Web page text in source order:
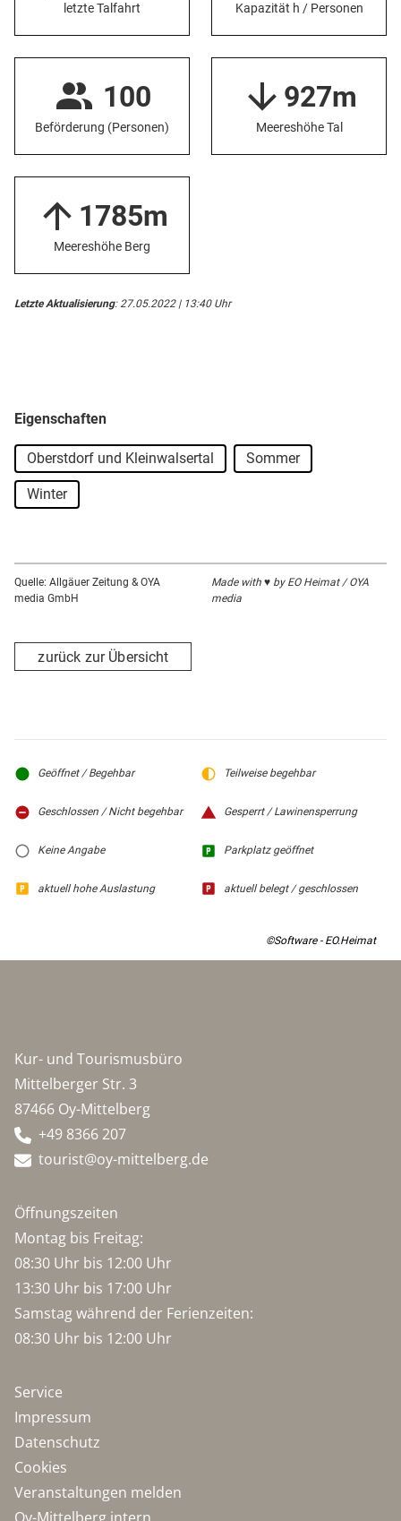
letzte Talfahrt Kapazität h / Personen
100
Beförderung (Personen)
927m
Meereshöhe Tal
1785m
Meereshöhe Berg
Letzte Aktualisierung: 27.05.2022 | 13:40 Uhr
Eigenschaften
Oberstdorf und Kleinwalsertal Sommer
Winter
Quelle: Allgäuer Zeitung & OYA
media GmbH
Made with ♥ by EO Heimat / OYA
media
zurück zur Übersicht
Geöffnet / Begehbar Teilweise begehbar
Geschlossen / Nicht begehbar Gesperrt / Lawinensperrung
Keine Angabe Parkplatz geöffnet
aktuell hohe Auslastung aktuell belegt / geschlossen
©Software - EO.Heimat
Kur- und Tourismusbüro
Mittelberger Str. 3
87466 Oy-Mittelberg
+49 8366 207
tourist@oy-mittelberg.de
Öffnungszeiten
Montag bis Freitag:
08:30 Uhr bis 12:00 Uhr
13:30 Uhr bis 17:00 Uhr
Samstag während der Ferienzeiten:
08:30 Uhr bis 12:00 Uhr
Service
Impressum
Datenschutz
Cookies
Veranstaltungen melden
Oy-Mittelberg intern